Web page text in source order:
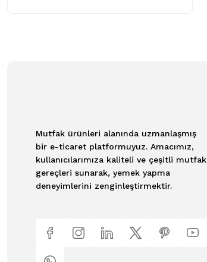
Mutfak ürünleri alanında uzmanlaşmış
bir e-ticaret platformuyuz. Amacımız,
kullanıcılarımıza kaliteli ve çeşitli mutfak
gereçleri sunarak, yemek yapma
deneyimlerini zenginleştirmektir.